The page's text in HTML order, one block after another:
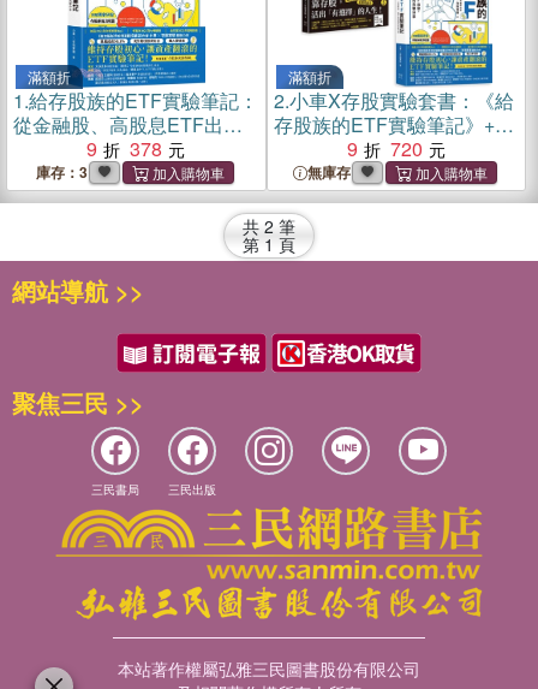
滿額折
1.給存股族的ETF實驗筆記：
從金融股、高股息ETF出
發，以錢養錢，晉升買房族
的完整分享
9 378
庫存：3
滿額折
2.小車X存股實驗套書：《給
存股族的ETF實驗筆記》+
《給存股新手的財富翻滾筆
記》（共二冊）
9 720
無庫存
共 2 筆
第 1 頁
網站導航 >>
聚焦三民 >>
三民書局 三民出版
本站著作權屬弘雅三民圖書股份有限公司